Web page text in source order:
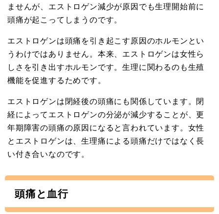
ませんが、エストロゲン減少が原因でも生理開始前に
頭痛が起こってしまうのです。
エストロゲンは頭痛を引き起こす原因のホルモンとい
うわけではありません。本来、エストロゲンは女性ら
しさを引き出すホルモンです。生理に関わるのも生殖
機能を促進するためです。
エストロゲンは閉経後の頭痛にも関係しています。閉
経によってエストロゲンの分泌が減少することが、更
年期障害の頭痛の原因になると言われています。女性
とエストロゲンは、生理痛による頭痛だけではなく長
い付き合いなのです。
頭痛と血行